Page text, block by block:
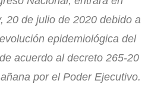
20 de julio de 2020 debido a
epidemiológica del
acuerdo al decreto 265-20
por el Poder Ejecutivo.